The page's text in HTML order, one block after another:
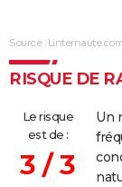
24/02/1990
30/07/1989 4
17/07/1989 1
Source :
RISQUE DE
Le risque
est de :
3 / 3
Un